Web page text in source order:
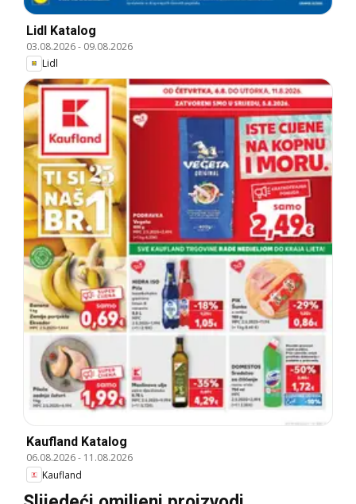
Lidl Katalog
03.08.2026- 09.08.2026
Lidl
Kaufland Katalog
06.08.2026- 11.08.2026
Kaufland